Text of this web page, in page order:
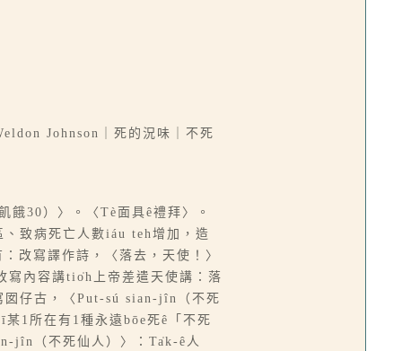
Johnson｜死的況味｜不死
30）〉。〈Tè面具ê禮拜〉。
致病死亡人數iáu teh增加，造
改寫譯作詩，〈落去，天使！〉
寫內容講tio̍h上帝差遣天使講：落
仔古，〈Put-sú sian-jîn（不死
1所在有1種永遠bōe死ê「不死
jîn（不死仙人）〉：Ta̍k-ê人